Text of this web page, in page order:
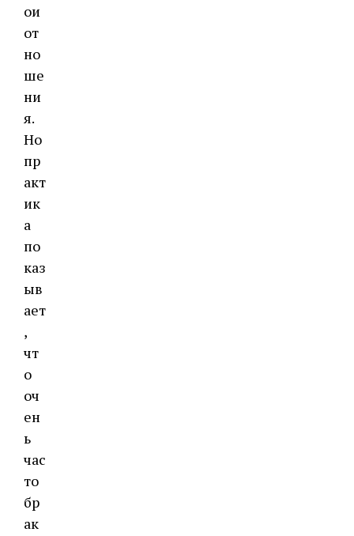
ои
от
но
ше
ни
я.
Но
пр
акт
ик
а
по
каз
ыв
ает
,
чт
о
оч
ен
ь
час
то
бр
ак